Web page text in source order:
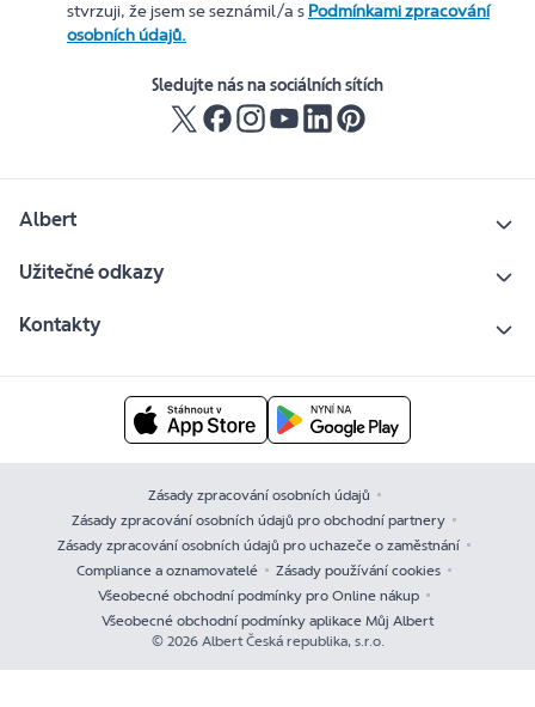
stvrzuji, že jsem se seznámil/a s Podmínkami zpracování
osobních údajů.
Sledujte nás na sociálních sítích
Albert
Užitečné odkazy
Kontakty
Zásady zpracování osobních údajů
Zásady zpracování osobních údajů pro obchodní partnery
Zásady zpracování osobních údajů pro uchazeče o zaměstnání
Compliance a oznamovatelé
Zásady používání cookies
Všeobecné obchodní podmínky pro Online nákup
Všeobecné obchodní podmínky aplikace Můj Albert
© 2026 Albert Česká republika, s.r.o.